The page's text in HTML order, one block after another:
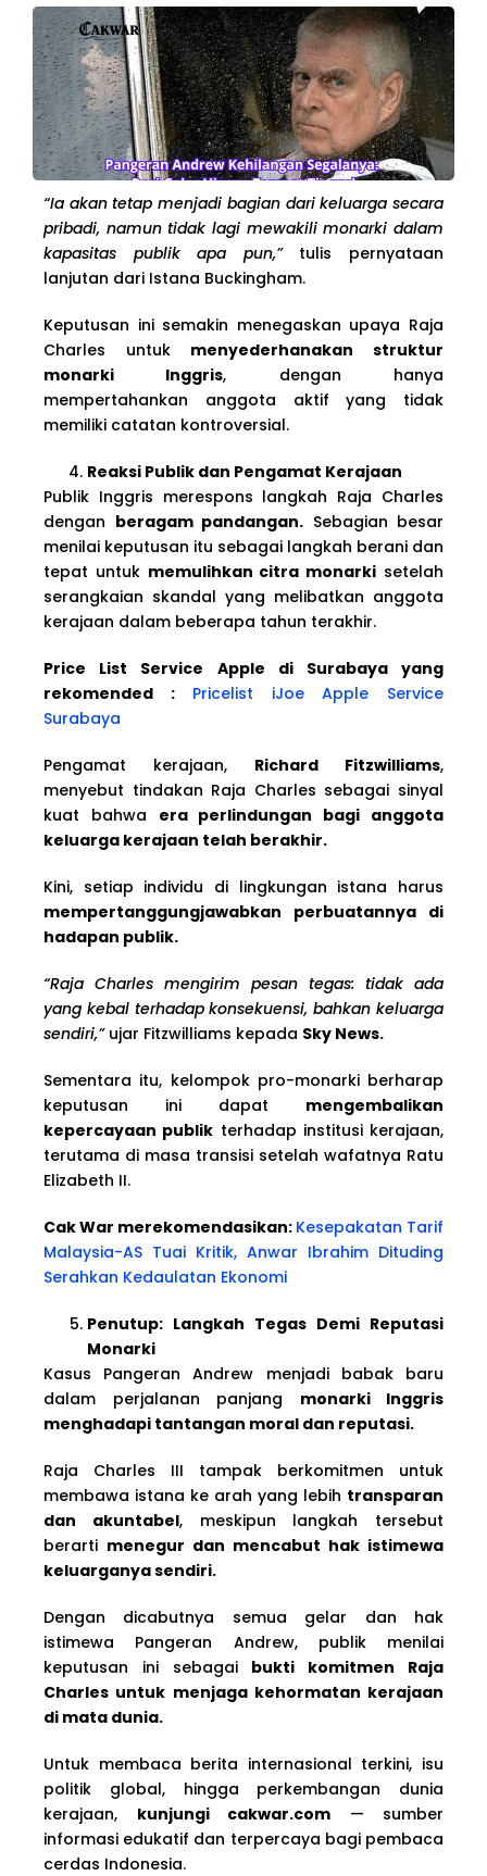
“Ia akan tetap menjadi bagian dari keluarga secara
pribadi, namun tidak lagi mewakili monarki dalam
kapasitas publik apa pun,”tulis pernyataan
lanjutan dari Istana Buckingham.
Keputusan ini semakin menegaskan upaya Raja
Charles untuk menyederhanakan struktur
monarki Inggris, dengan hanya
mempertahankan anggota aktif yang tidak
memiliki catatan kontroversial.
Reaksi Publik dan Pengamat Kerajaan
Publik Inggris merespons langkah Raja Charles
dengan beragam pandangan. Sebagian besar
menilai keputusan itu sebagai langkah berani dan
tepat untuk memulihkan citra monarki setelah
serangkaian skandal yang melibatkan anggota
kerajaan dalam beberapa tahun terakhir.
Price List Service Apple di Surabaya yang
rekomended :
Pricelist iJoe Apple Service
Surabaya
Pengamat kerajaan, Richard Fitzwilliams,
menyebut tindakan Raja Charles sebagai sinyal
kuat bahwa era perlindungan bagi anggota
keluarga kerajaan telah berakhir.
Kini, setiap individu di lingkungan istana harus
mempertanggungjawabkan perbuatannya di
hadapan publik.
“Raja Charles mengirim pesan tegas: tidak ada
yang kebal terhadap konsekuensi, bahkan keluarga
sendiri,”ujar Fitzwilliams kepada Sky News.
Sementara itu, kelompok pro-monarki berharap
keputusan ini dapat mengembalikan
kepercayaan publik terhadap institusi kerajaan,
terutama di masa transisi setelah wafatnya Ratu
Elizabeth II.
Cak War merekomendasikan: Kesepakatan Tarif
Malaysia-AS Tuai Kritik, Anwar Ibrahim Dituding
Serahkan Kedaulatan Ekonomi
Penutup: Langkah Tegas Demi Reputasi
Monarki
Kasus Pangeran Andrew menjadi babak baru
dalam perjalanan panjang monarki Inggris
menghadapi tantangan moral dan reputasi.
Raja Charles III tampak berkomitmen untuk
membawa istana ke arah yang lebih transparan
dan akuntabel, meskipun langkah tersebut
berarti menegur dan mencabut hak istimewa
keluarganya sendiri.
Dengan dicabutnya semua gelar dan hak
istimewa Pangeran Andrew, publik menilai
keputusan ini sebagai bukti komitmen Raja
Charles untuk menjaga kehormatan kerajaan
di mata dunia.
Untuk membaca berita internasional terkini, isu
politik global, hingga perkembangan dunia
kerajaan, kunjungi cakwar.com — sumber
informasi edukatif dan terpercaya bagi pembaca
cerdas Indonesia.